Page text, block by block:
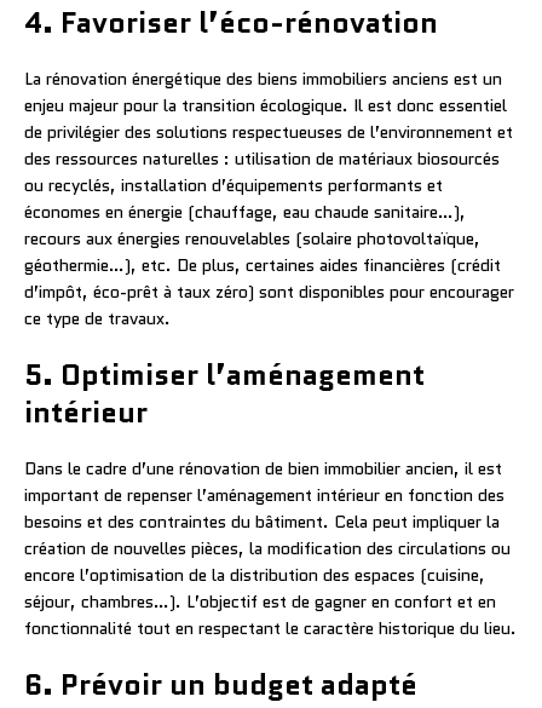
4. Favoriser l’éco-rénovation
La rénovation énergétique des biens immobiliers anciens est un
enjeu majeur pour la transition écologique. Il est donc essentiel
de privilégier des solutions respectueuses de l’environnement et
des ressources naturelles : utilisation de matériaux biosourcés
ou recyclés, installation d’équipements performants et
économes en énergie (chauffage, eau chaude sanitaire…),
recours aux énergies renouvelables (solaire photovoltaïque,
géothermie…), etc. De plus, certaines aides financières (crédit
d’impôt, éco-prêt à taux zéro) sont disponibles pour encourager
ce type de travaux.
5. Optimiser l’aménagement
intérieur
Dans le cadre d’une rénovation de bien immobilier ancien, il est
important de repenser l’aménagement intérieur en fonction des
besoins et des contraintes du bâtiment. Cela peut impliquer la
création de nouvelles pièces, la modification des circulations ou
encore l’optimisation de la distribution des espaces (cuisine,
séjour, chambres…). L’objectif est de gagner en confort et en
fonctionnalité tout en respectant le caractère historique du lieu.
6. Prévoir un budget adapté